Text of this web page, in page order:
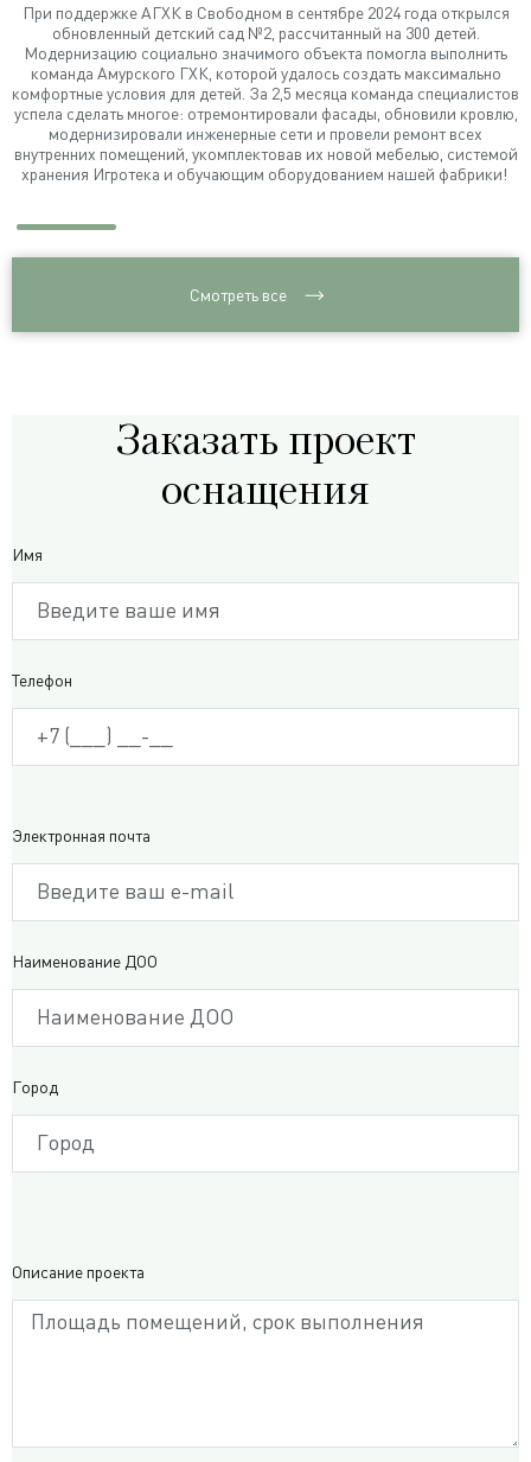
При поддержке АГХК в Свободном в сентябре 2024 года открылся
обновленный детский сад №2, рассчитанный на 300 детей.
Модернизацию социально значимого объекта помогла выполнить
команда Амурского ГХК, которой удалось создать максимально
комфортные условия для детей. За 2,5 месяца команда специалистов
успела сделать многое: отремонтировали фасады, обновили кровлю,
модернизировали инженерные сети и провели ремонт всех
внутренних помещений, укомплектовав их новой мебелью, системой
хранения Игротека и обучающим оборудованием нашей фабрики!
Смотреть все
Заказать проект
оснащения
Имя
Телефон
Электронная почта
Наименование ДОО
Город
Описание проекта